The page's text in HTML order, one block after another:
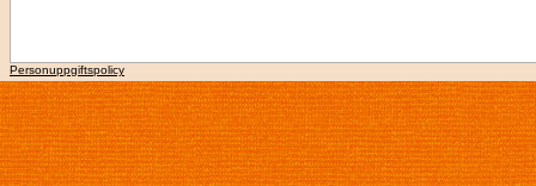
Personuppgiftspolicy